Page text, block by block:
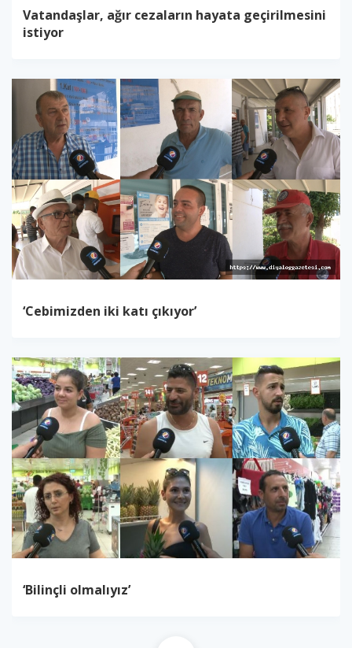
Vatandaşlar, ağır cezaların hayata geçirilmesini
istiyor
‘Cebimizden iki katı çıkıyor’
‘Bilinçli olmalıyız’